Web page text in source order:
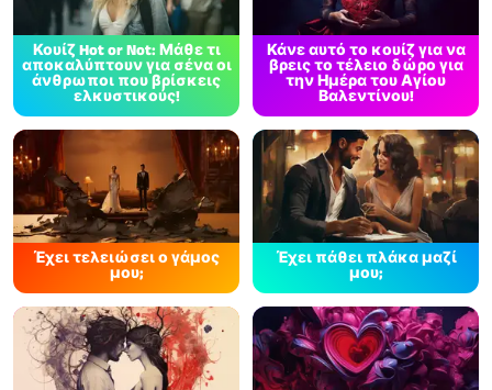
Κουίζ Hot or Not: Μάθε τι
αποκαλύπτουν για σένα οι
άνθρωποι που βρίσκεις
ελκυστικούς!
Κάνε αυτό το κουίζ για να
βρεις το τέλειο δώρο για
την Ημέρα του Αγίου
Βαλεντίνου!
Έχει τελειώσει ο γάμος
μου;
Έχει πάθει πλάκα μαζί
μου;